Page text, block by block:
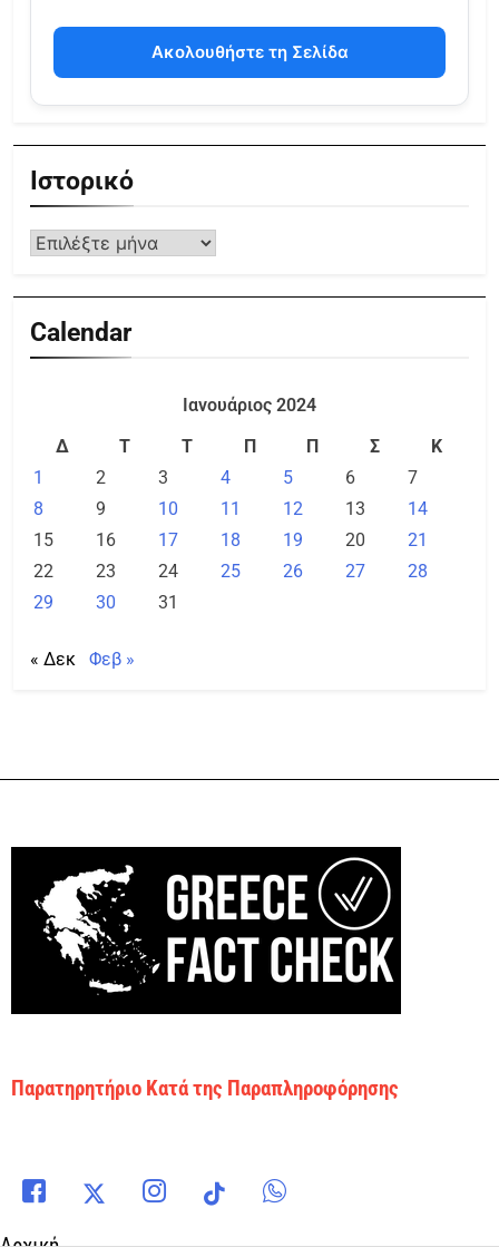
Ακολουθήστε τη Σελίδα
Ιστορικό
Calendar
Ιανουάριος 2024
Δ
Τ Τ Π Π Σ
Κ
1
2 3 4 5 6
7
8
9 10 11 12 13
14
15
16 17 18 19 20
21
22
23 24 25 26 27
28
29
30 31
« Δεκ Φεβ »
Παρατηρητήριο Κατά της Παραπληροφόρησης